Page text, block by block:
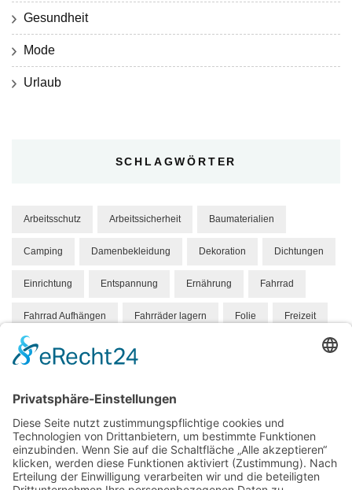
Gesundheit
Mode
Urlaub
SCHLAGWÖRTER
Arbeitsschutz Arbeitssicherheit Baumaterialien
Camping Damenbekleidung Dekoration Dichtungen
Einrichtung Entspannung Ernährung Fahrrad
Fahrrad Aufhängen Fahrräder lagern Folie Freizeit
Gesundheit Hund
Medizin Mode Möbel Orthopädisch
Personalisieren Pflege Produkt Roboter